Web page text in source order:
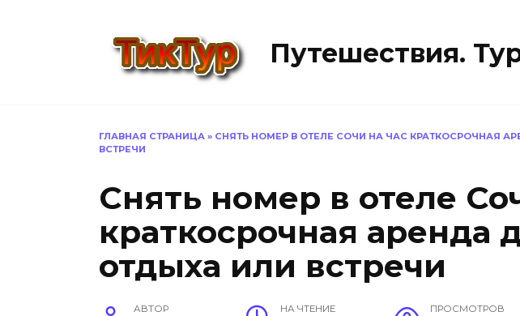
Путешествия.
ГЛАВНАЯ СТРАНИЦА » СНЯТЬ НОМЕР В ОТЕЛЕ СОЧИ НА ЧАС КРАТКОСРОЧНАЯ
ВСТРЕЧИ
Снять номер в отеле
краткосрочная аренда
отдыха или встречи
АВТОР НА ЧТЕНИЕ ПРОСМОТРОВ